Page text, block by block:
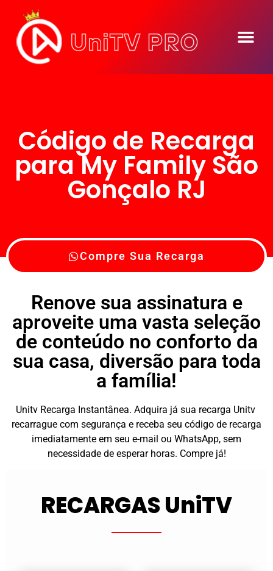
Código de Recarga
para My Family São
Gonçalo RJ
Compre Sua Recarga
Renove sua assinatura e
aproveite uma vasta seleção
de conteúdo no conforto da
sua casa, diversão para toda
a família!
Unitv Recarga Instantânea. Adquira já sua recarga Unitv
recarrague com segurança e receba seu código de recarga
imediatamente em seu e-mail ou WhatsApp, sem
necessidade de esperar horas. Compre já!
RECARGAS UniTV